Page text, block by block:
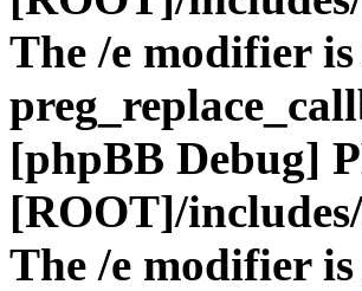
The /e modifier
[phpBB Debug]
[ROOT]/
The /e modifier